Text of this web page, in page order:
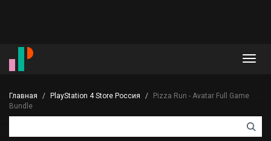
Главная PlayStation 4 Store Россия
Pizza Run - Avatar Full Game
Bundle